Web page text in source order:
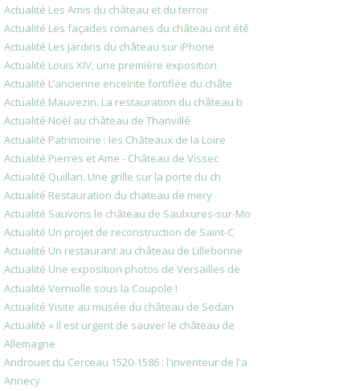
Actualité Les Amis du château et du terroir
Actualité Les façades romanes du château ont été
Actualité Les jardins du château sur iPhone
Actualité Louis XIV, une première exposition
Actualité L’ancienne enceinte fortifiée du châte
Actualité Mauvezin. La restauration du château b
Actualité Noël au château de Thanvillé
Actualité Patrimoine : les Châteaux de la Loire
Actualité Pierres et Ame - Château de Vissec
Actualité Quillan. Une grille sur la porte du ch
Actualité Restauration du chateau de mery
Actualité Sauvons le château de Saulxures-sur-Mo
Actualité Un projet de reconstruction de Saint-C
Actualité Un restaurant au château de Lillebonne
Actualité Une exposition photos de Versailles de
Actualité Verniolle sous la Coupole !
Actualité Visite au musée du château de Sedan
Actualité « Il est urgent de sauver le château de
Allemagne
Androuet du Cerceau 1520-1586 : l'inventeur de l'a
Annecy